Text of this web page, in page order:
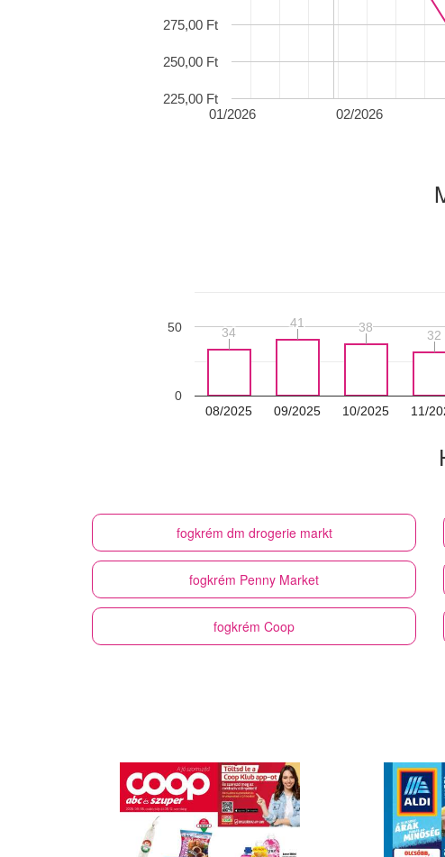
01/2026 02/2026
225,00 Ft
250,00 Ft
275,00 Ft
08/2025 09/2025 10/2025 11/
0
50 34
34
41
41 38
38
32
32
fogkrém dm drogerie markt
fogkrém Penny Market
fogkrém Coop